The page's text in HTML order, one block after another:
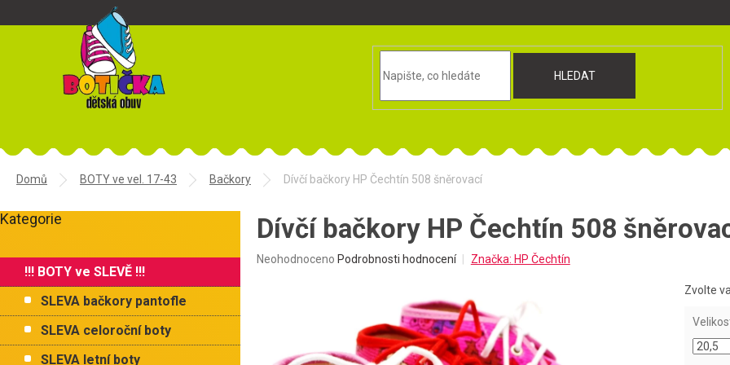
HLEDAT
Domů BOTY ve vel. 17-43 Bačkory Dívčí bačkory HP Čechtín 508 šněrovací
o
t
n
í
Přeskočit
Kategorie
!!! BOTY ve SLEVĚ !!!
SLEVA bačkory pantofle
SLEVA celoroční boty
SLEVA letní boty
Dívčí bačkory HP Čechtín 508
Průměrné
Neohodnoceno Podrobnosti hodnocení Značka: HP Čechtín
Zvolte